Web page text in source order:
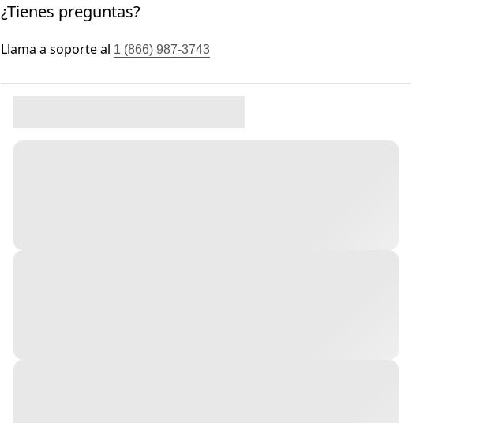
¿Tienes preguntas?
Llama a soporte al 1 (866) 987-3743